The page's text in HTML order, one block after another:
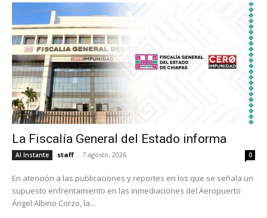
La Fiscalía General del Estado informa
Al Instante staff - 7 agosto, 2026 0
En atención a las publicaciones y reportes en los que se señala un
supuesto enfrentamiento en las inmediaciones del Aeropuerto
Ángel Albino Corzo, la...